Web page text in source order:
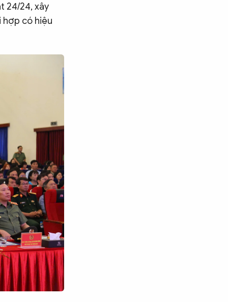
24/24, xây
hợp có hiệu